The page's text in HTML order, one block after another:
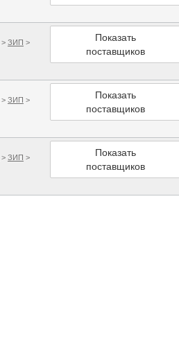
> ЗИП >
Показать
поставщиков
> ЗИП >
Показать
поставщиков
> ЗИП >
Показать
поставщиков